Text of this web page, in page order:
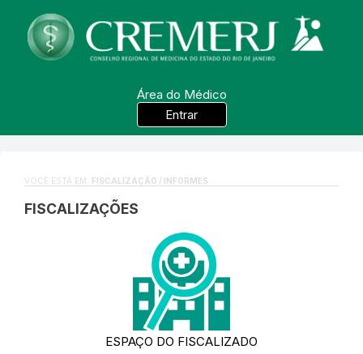
Área do Médico
Entrar
VOCÊ ESTÁ EM: FISCALIZAÇÃO / INFORMES
FISCALIZAÇÕES
ESPAÇO DO FISCALIZADO